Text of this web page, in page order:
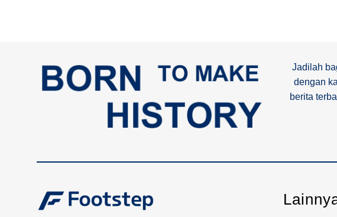
Jadilah
dengan
berita